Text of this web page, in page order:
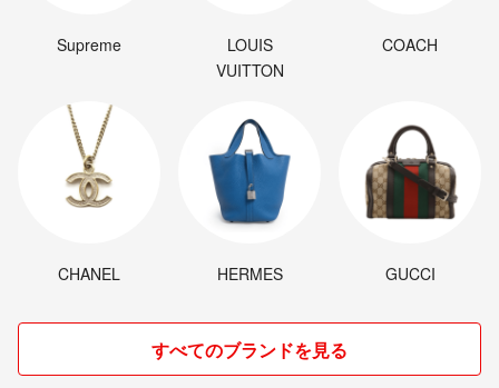
Supreme
LOUIS
VUITTON
COACH
CHANEL HERMES GUCCI
すべてのブランドを見る